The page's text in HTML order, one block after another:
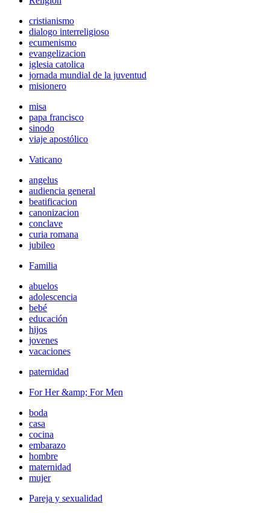
cristianismo
dialogo interreligioso
ecumenismo
evangelizacion
iglesia catolica
jornada mundial de la juventud
misionero
misa
papa francisco
sinodo
viaje apostólico
Vaticano
angelus
audiencia general
beatificacion
canonizacion
conclave
curia romana
jubileo
Familia
abuelos
adolescencia
bebé
educación
hijos
jovenes
vacaciones
paternidad
For Her &amp; For Men
boda
casa
cocina
embarazo
hombre
maternidad
mujer
Pareja y sexualidad